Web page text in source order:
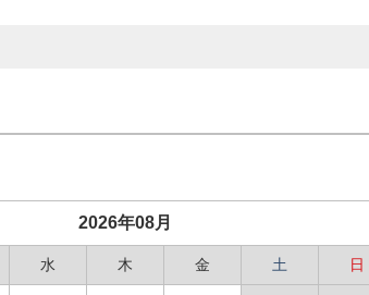
2026年08月
水 木 金 土 日